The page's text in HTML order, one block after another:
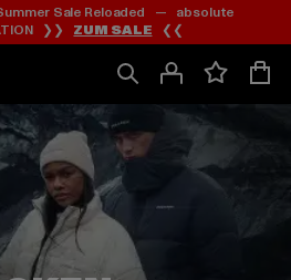
Zum
Inhalt
springen
Zum
Fußzeile
springen
Sale Reloaded — absolute
❯❯ ZUM SALE ❮❮
Zum
Produktraster
springen